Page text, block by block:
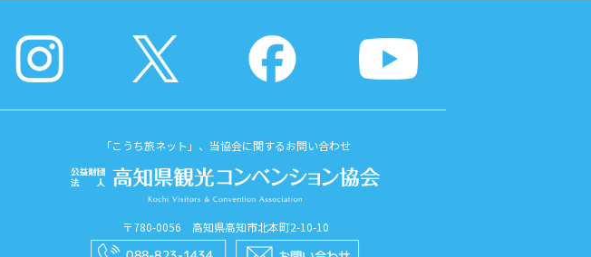
「こうち旅ネット」、当協会に関するお問い合わせ
〒780-0056 高知県高知市北本町2-10-10